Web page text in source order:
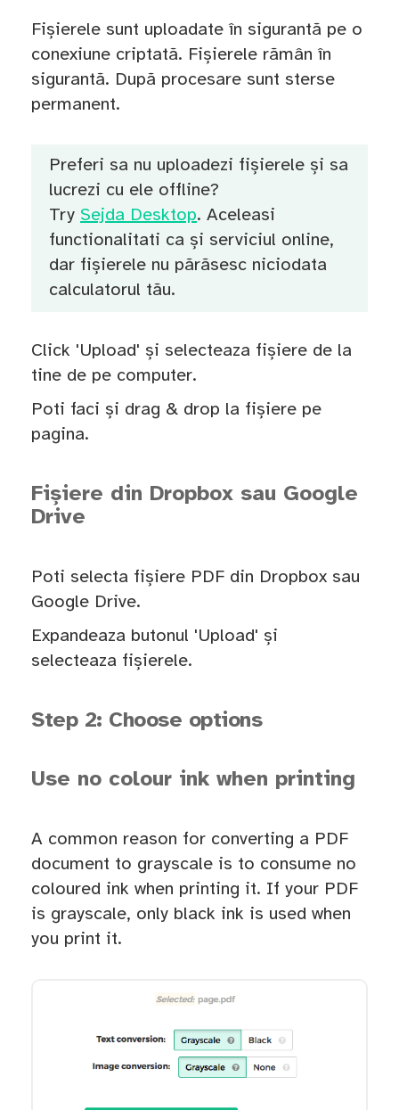
Fișierele sunt uploadate în sigurantă pe o
conexiune criptată. Fișierele rămân în
sigurantă. După procesare sunt sterse
permanent.
Preferi sa nu uploadezi fișierele și sa
lucrezi cu ele offline?
Try Sejda Desktop. Aceleasi
functionalitati ca și serviciul online,
dar fișierele nu părăsesc niciodata
calculatorul tău.
Click 'Upload' și selecteaza fișiere de la
tine de pe computer.
Poti faci și drag & drop la fișiere pe
pagina.
Fișiere din Dropbox sau Google
Drive
Poti selecta fișiere PDF din Dropbox sau
Google Drive.
Expandeaza butonul 'Upload' și
selecteaza fișierele.
Step 2: Choose options
Use no colour ink when printing
A common reason for converting a PDF
document to grayscale is to consume no
coloured ink when printing it. If your PDF
is grayscale, only black ink is used when
you print it.